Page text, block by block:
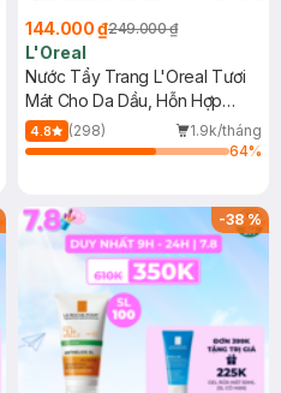
144.000 ₫249.000 ₫
L'Oreal
Nước Tẩy Trang L'Oreal Tươi
Mát Cho Da Dầu, Hỗn Hợp
400ml
4.8 (298)
1.9k/tháng
64%
-38%